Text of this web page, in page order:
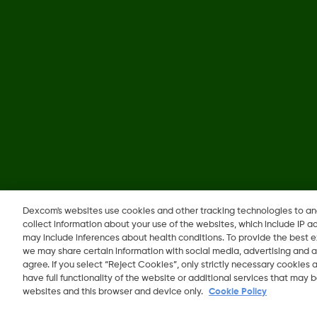
© 2026 Dexcom, Inc. جميع الحقوق محفوظة.
Dexcom's websites use cookies and other tracking technologies to
collect information about your use of the websites, which include IP
may include inferences about health conditions. To provide the best
we may share certain information with social media, advertising and
agree. If you select “Reject Cookies”, only strictly necessary
have full functionality of the website or additional services that may
websites and this browser and device only.
Cookie Policy